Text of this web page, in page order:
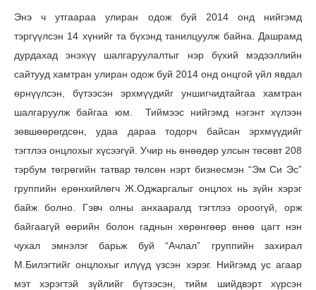
Энэ ч утгаараа улиран одож буй 2014 онд нийгэмд
тэргүүлсэн 14 хүнийг та бүхэнд танилцуулж байна. Дашрамд
дурдахад энэхүү шалгаруулалтыг нэр бүхий мэдээллийн
сайтууд хамтран улиран одож буй 2014 онд онцгой үйл явдал
өрнүүлсэн, бүтээсэн эрхмүүдийг уншигчидтайгаа хамтран
шалгаруулж байгаа юм. Тиймээс нийгэмд нэгэнт хүлээн
зөвшөөрөгдсөн, удаа дараа тодорч байсан эрхмүүдийг
тэгтлээ онцлохыг хүсээгүй. Учир нь өнөөдөр улсын төсөвт 208
тэрбум төгрөгийн татвар төлсөн нэрт бизнесмэн “Эм Си Эс”
группийн ерөнхийлөгч Ж.Оджаргалыг онцлох нь зүйн хэрэг
байж болно. Гэвч олны анхааралд тэгтлээ ороогүй, орж
байгаагүй өөрийн болон гаднын хөрөнгөөр өнөө цагт нэн
чухал эмнэлэг барьж буй “Ачлал” группийн захирал
М.Билэгтийг онцлохыг илүүд үзсэн хэрэг. Нийгэмд ус агаар
мэт хэрэгтэй зүйлийг бүтээсэн, тийм шийдвэрт хүрсэн